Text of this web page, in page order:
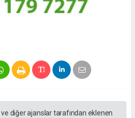
ve diğer ajanslar tarafından eklenen